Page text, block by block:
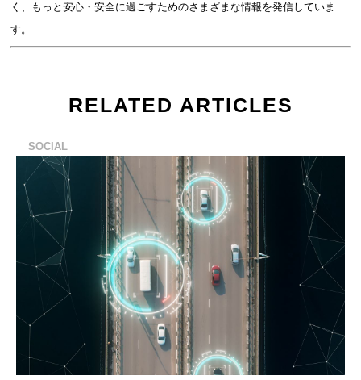
く、もっと安心・安全に過ごすためのさまざまな情報を発信していま
す。
RELATED ARTICLES
SOCIAL